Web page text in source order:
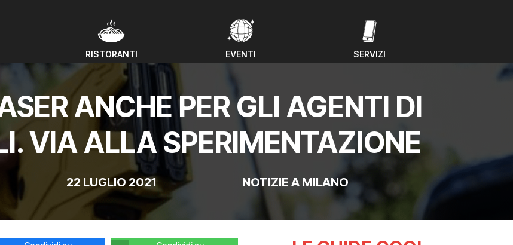
RISTORANTI EVENTI SERVIZI
ANCHE PER GLI AGENTI DI
VIA ALLA SPERIMENTAZIONE
22 LUGLIO 2021 NOTIZIE A MILANO